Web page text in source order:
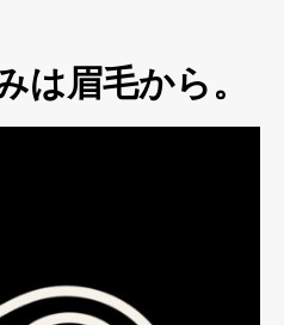
は眉毛から。